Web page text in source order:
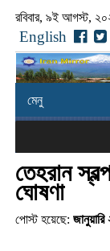
রবিবার, ৯ই আগস্ট,
English
মেনু
তেহরান
ঘোষণা
পোস্ট হয়েছে: